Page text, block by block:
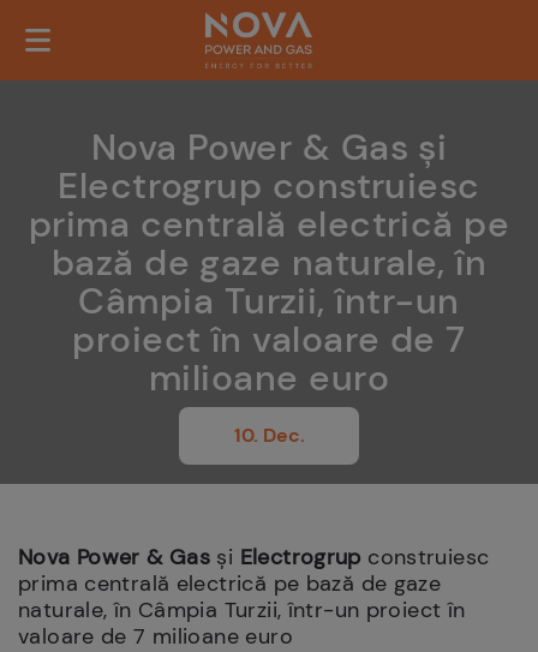
Nova Power & Gas și
Electrogrup construiesc
prima centrală electrică pe
bază de gaze naturale, în
Câmpia Turzii, într-un
proiect în valoare de 7
milioane euro
10. Dec.
Nova Power & Gas și Electrogrup construiesc
prima centrală electrică pe bază de gaze
naturale, în Câmpia Turzii, într-un proiect în
valoare de 7 milioane euro